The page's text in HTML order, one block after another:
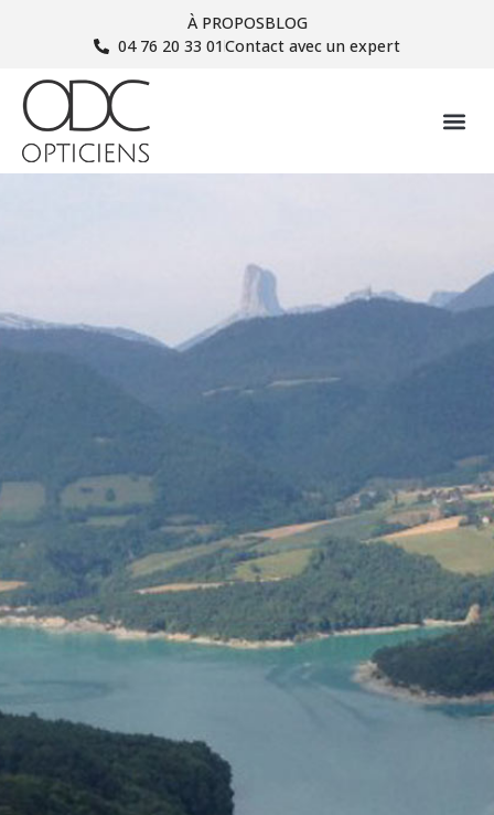
À PROPOSBLOG
04 76 20 33 01Contact avec un expert